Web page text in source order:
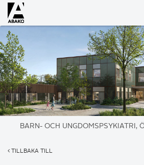
BARN- OCH UNGDOMSPSYKIATRI,
TILLBAKA TILL